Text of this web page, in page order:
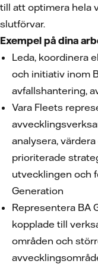
till att optimera hela
slutförvar.
Exempel på dina
Leda, koordinera
och initiativ inom
avfallshantering,
Vara Fleets
analysera,
prioriterade
utvecklingen och
Generation
Representera BA
kopplade till
områden och